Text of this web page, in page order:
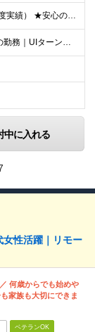
★平均月収48.8万円（2025年度実績） ★安心の固定給＋賞与年2回＋インセンティブ！手当も充実 月給21万円～23万円＋諸手当＋インセンティブ＋賞与年2回 ※給与は年間平均の税込定例給与です。賞
★転勤なし｜好きなエリアでの勤務｜UIターン歓迎 全国47都道府県にある支社のいずれかにて勤務していただきます。 ＜募集エリア＞ ◆北海道・東北：北海道/青森/宮城/岩手/秋田/山形/福島
中に入れる
性活躍｜リモー
何歳からでも始めや
家族も大切にできま
ベテランOK